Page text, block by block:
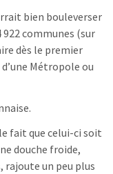
bien bouleverser
communes (sur
dès le premier
Métropole ou
fait que celui-ci soit
douche froide,
un peu plus